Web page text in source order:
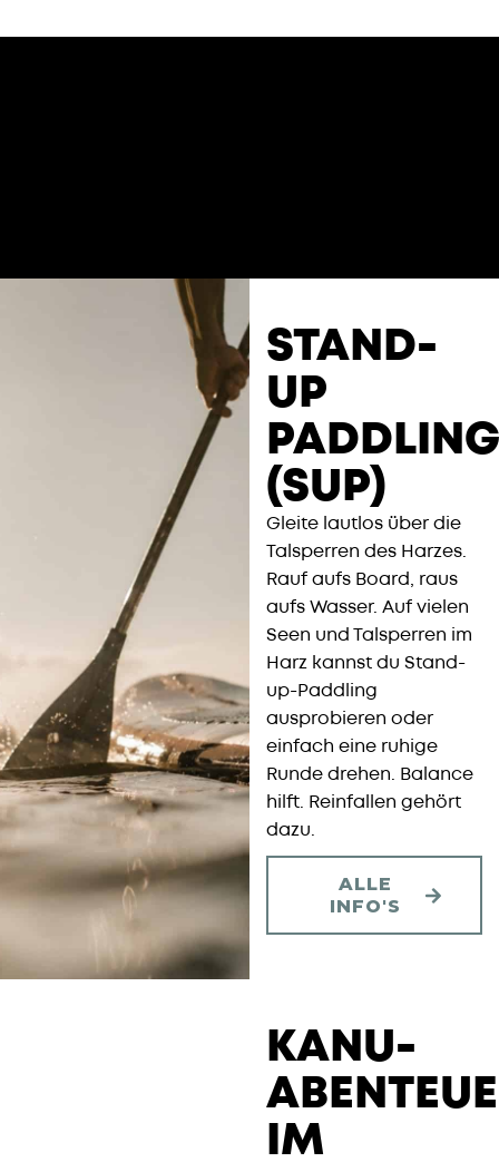
STAND-
UP
PADDLING
(SUP)​
Gleite lautlos über die
Talsperren des Harzes.
Rauf aufs Board, raus
aufs Wasser. Auf vielen
Seen und Talsperren im
Harz kannst du Stand-
up-Paddling
ausprobieren oder
einfach eine ruhige
Runde drehen. Balance
hilft. Reinfallen gehört
dazu.
ALLE
INFO'S
KANU-
IM